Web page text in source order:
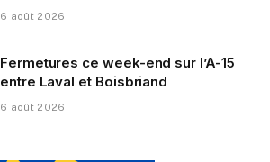
6 août 2026
Fermetures ce week-end sur l’A-15
entre Laval et Boisbriand
6 août 2026